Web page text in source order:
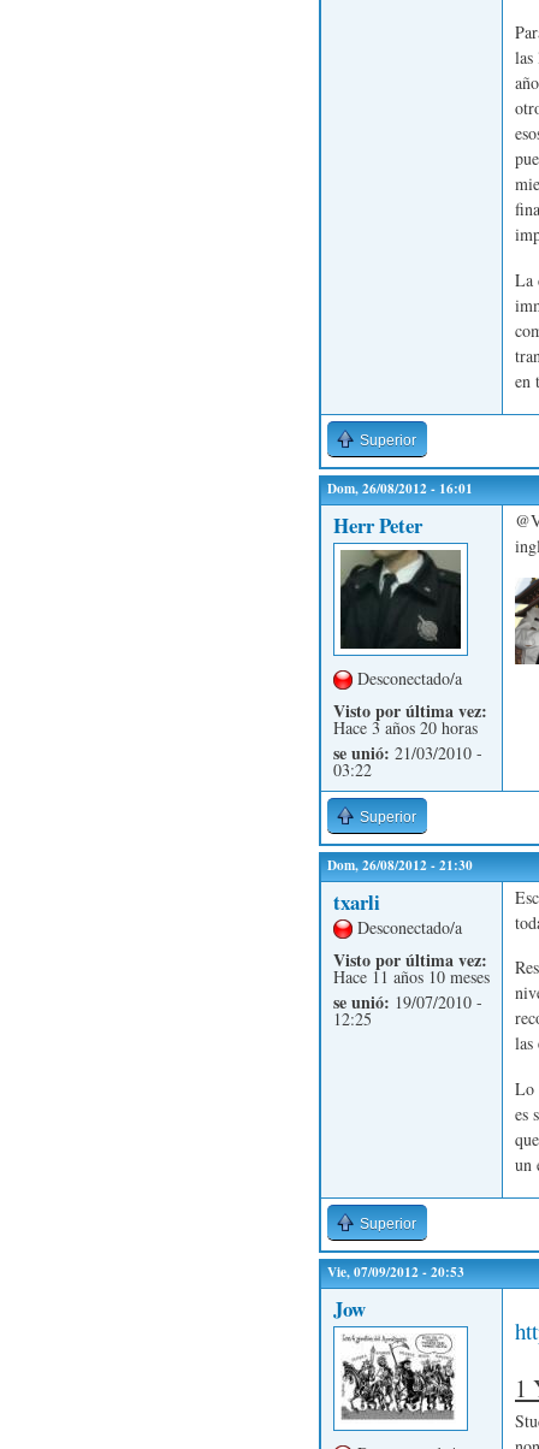
las
La
en
Superior
Dom, 26/08/2012 - 16:01
Herr Peter
Desconectado/a
Visto por última vez:
Hace 3 años 20 horas
se unió: 21/03/2010 -
03:22
Superior
Dom, 26/08/2012 - 21:30
txarli
Desconectado/a
Visto por última vez:
Hace 11 años 10 meses
se unió: 19/07/2010 -
12:25
las
Lo
es
un
Superior
Vie, 07/09/2012 - 20:53
Jow
1